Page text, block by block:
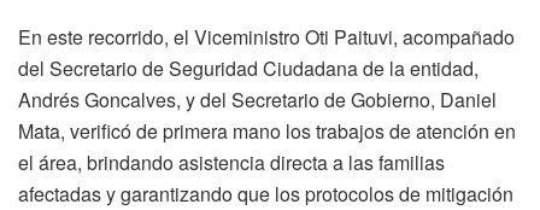
En este recorrido, el Viceministro Oti Paituvi, acompañado
del Secretario de Seguridad Ciudadana de la entidad,
Andrés Goncalves, y del Secretario de Gobierno, Daniel
Mata, verificó de primera mano los trabajos de atención en
el área, brindando asistencia directa a las familias
afectadas y garantizando que los protocolos de mitigación